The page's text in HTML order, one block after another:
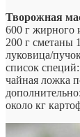
Творожная
600 г жирного
200 г сметаны
луковица/
список
чайная ложка
около кг